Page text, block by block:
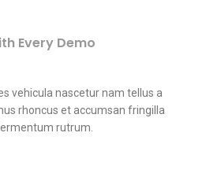
Every Demo
vehicula nascetur nam tellus a
rhoncus et accumsan fringilla
rutrum.